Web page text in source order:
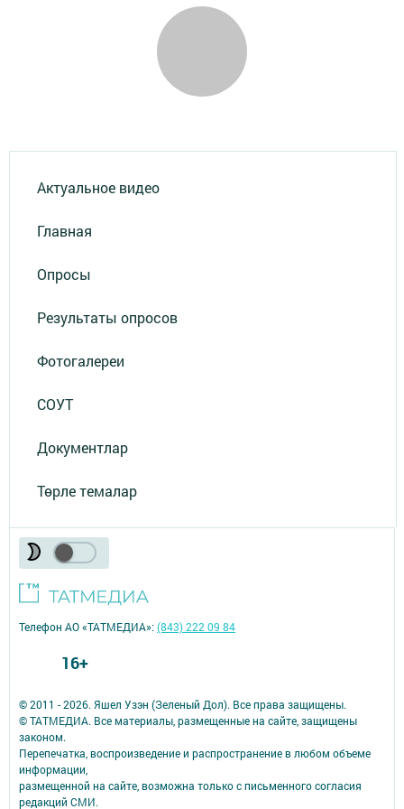
Актуальное видео
Главная
Опросы
Результаты опросов
Фотогалереи
СОУТ
Документлар
Төрле темалар
© 2011 - 2026. Яшел Узэн (Зеленый Дол). Все права защищены.
© ТАТМЕДИА. Все материалы, размещенные на сайте, защищены
законом.
Перепечатка, воспроизведение и распространение в любом объеме
информации,
размещенной на сайте, возможна только с письменного согласия
редакций СМИ.
Телефон АО «ТАТМЕДИА»:(843) 222 09 84
16+